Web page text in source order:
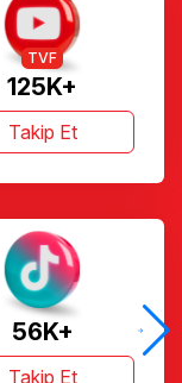
125K+
TVF
Takip Et
56K+
Takip Et